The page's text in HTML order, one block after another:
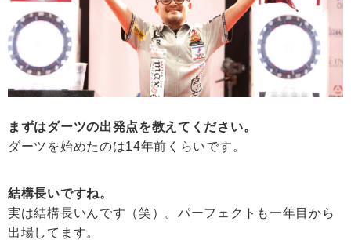
まずはダーツの出発点を教えてください。
ダーツを始めたのは14年前くらいです。
結構長いですね。
実は結構長いんです（笑）。パーフェクトも一年目から
出場してます。